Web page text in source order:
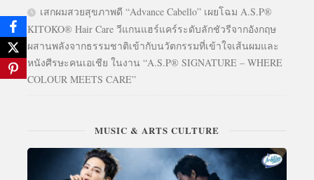
เสกผมสวยสุขภาพดี “Advance Cabello” เผยโฉม A.S.P®
KITOKO® Hair Care วีแกนแฮร์แคร์ระดับลักชัวรีจากอังกฤษ
ผสานพลังจากธรรมชาติเข้ากับนวัตกรรมที่เข้าใจเส้นผมและ
หนังศีรษะคนเอเชีย ในงาน “A.S.P® SIGNATURE – WHERE
COLOUR MEETS CARE”
MUSIC & ARTS CULTURE